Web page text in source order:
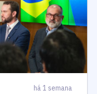
há 1 semana